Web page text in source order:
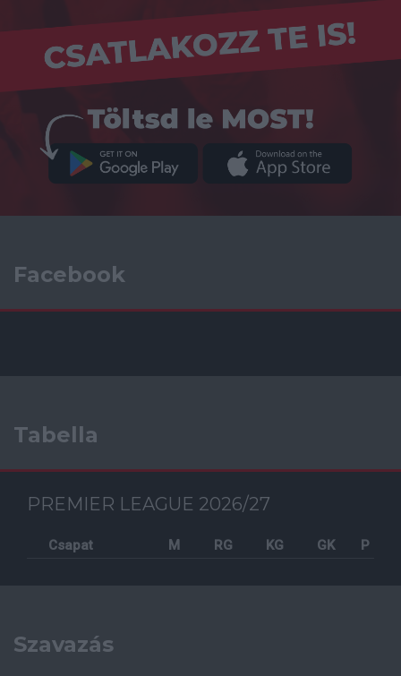
Facebook
Tabella
PREMIER LEAGUE 2026/27
Csapat M RG KG GK P
Szavazás